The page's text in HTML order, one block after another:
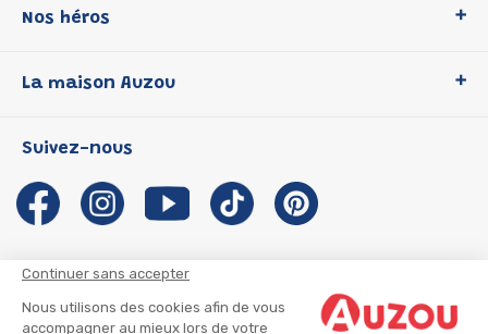
Continuer sans accepter
Nous utilisons des cookies afin de vous
accompagner au mieux lors de votre
Nos héros
P'tit Loup
Les Influenceuses
Migali
Petite Taupe
La maison Auzou
Notre histoire
Auzou s'engage
Auteurs et illustrateurs Auzou
Suivre mon colis
Suivez-nous
CGU